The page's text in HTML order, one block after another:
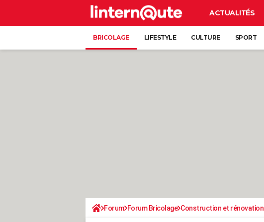
ACTUALITÉS
BRICOLAGE LIFESTYLE CULTURE SPORT
Forum Forum Bricolage Construction et rénovation